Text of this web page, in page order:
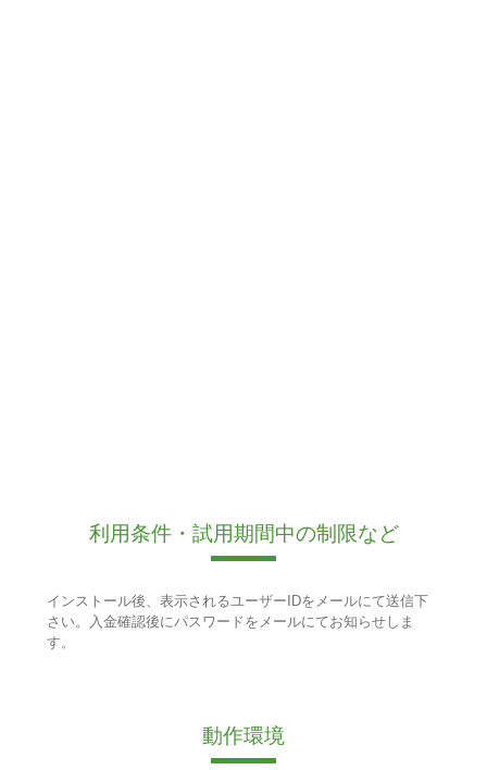
利用条件・試用期間中の制限など
インストール後、表示されるユーザーIDをメールにて送信下
さい。入金確認後にパスワードをメールにてお知らせしま
す。
動作環境